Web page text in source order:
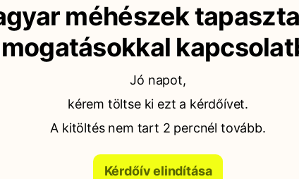
méhészek
Jó napot,
kérem töltse ki ezt a kérdőívet.
A kitöltés nem tart 2 percnél tovább.
Kérdőív elindítása